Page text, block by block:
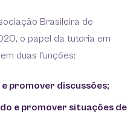
Brasileira de
o papel da tutoria em
duas funções:
promover discussões;
e promover situações de